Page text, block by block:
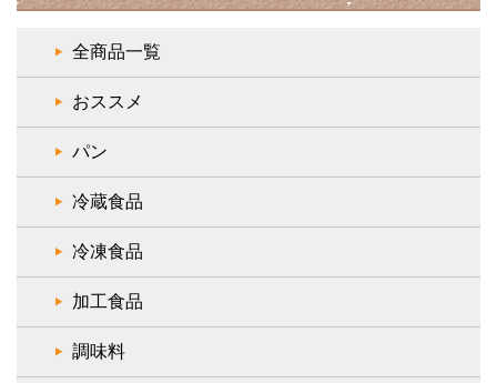
全商品一覧
おススメ
パン
冷蔵食品
冷凍食品
加工食品
調味料